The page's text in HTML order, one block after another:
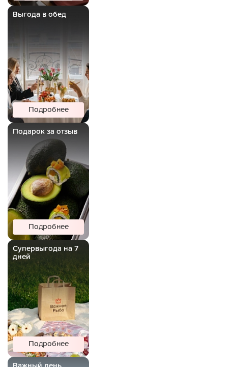
Выгода в обед
Подробнее
Подарок за отзыв
Подробнее
Супервыгода на 7
дней
Подробнее